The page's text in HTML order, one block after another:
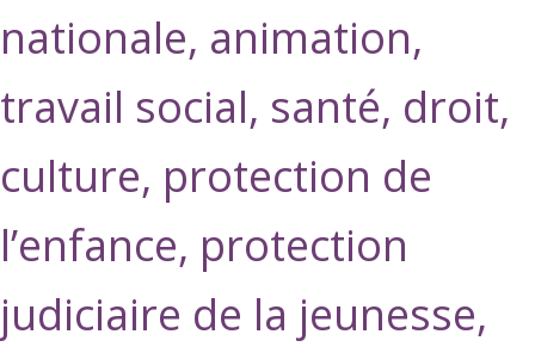
nationale, animation,
travail social, santé, droit,
culture, protection de
l’enfance, protection
judiciaire de la jeunesse,